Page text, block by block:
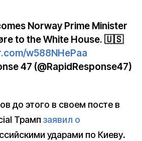
Norway Prime Minister
to the White House. 🇺🇸
w588NHePaa
47 (@RapidResponse47)
до этого в своем посте в
Трамп заявил о
ударами по Киеву.